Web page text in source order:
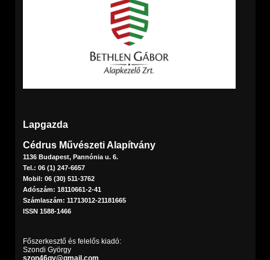
Lapgazda
Cédrus Művészeti Alapítvány
1136 Budapest, Pannónia u. 6.
Tel.: 06 (1) 247-6657
Mobil: 06 (30) 511-3762
Adószám: 18110661-2-41
Számlaszám: 11713012-21181665
ISSN 1588-1466
Főszerkesztő és felelős kiadó:
Szondi György